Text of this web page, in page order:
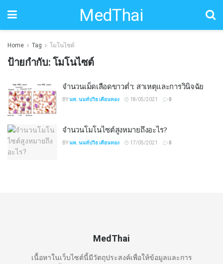
MedThai
Home Tag โมโนไซต์
ป้ายกำกับ: โมโนไซต์
จำนวนเม็ดเลือดขาวต่ำ: สาเหตุและการวินิจฉัย
BYนพ. นนท์ปวิธ เคียนทอง 18/05/2021 0
จำนวนโมโนไซต์สูงหมายถึงอะไร?
BYนพ. นนท์ปวิธ เคียนทอง 17/05/2021 0
MedThai
เนื้อหาในเว็บไซต์นี้มีวัตถุประสงค์เพื่อให้ข้อมูลและการ